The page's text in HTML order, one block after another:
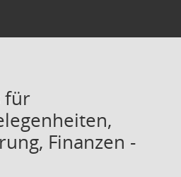
für
Finanzen -